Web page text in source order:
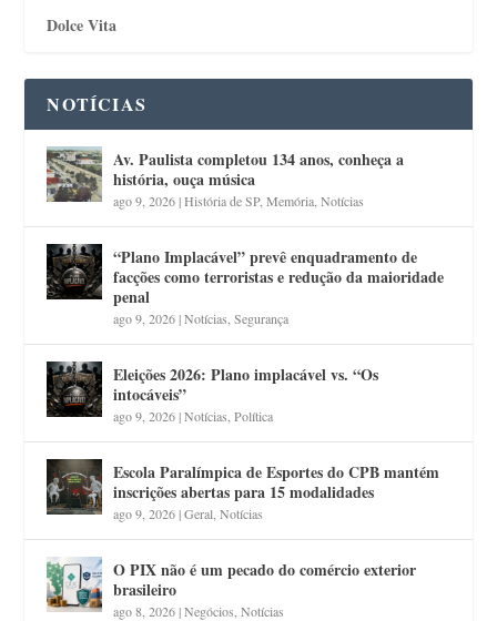
Dolce Vita
NOTÍCIAS
Av. Paulista completou 134 anos, conheça a
história, ouça música
ago 9, 2026|História de SP,Memória ,Notícias
“Plano Implacável” prevê enquadramento de
facções como terroristas e redução da maioridade
penal
ago 9, 2026|Notícias ,Segurança
Eleições 2026: Plano implacável vs. “Os
intocáveis”
ago 9, 2026|Notícias ,Política
Escola Paralímpica de Esportes do CPB mantém
inscrições abertas para 15 modalidades
ago 9, 2026|Geral ,Notícias
O PIX não é um pecado do comércio exterior
brasileiro
ago 8, 2026|Negócios ,Notícias